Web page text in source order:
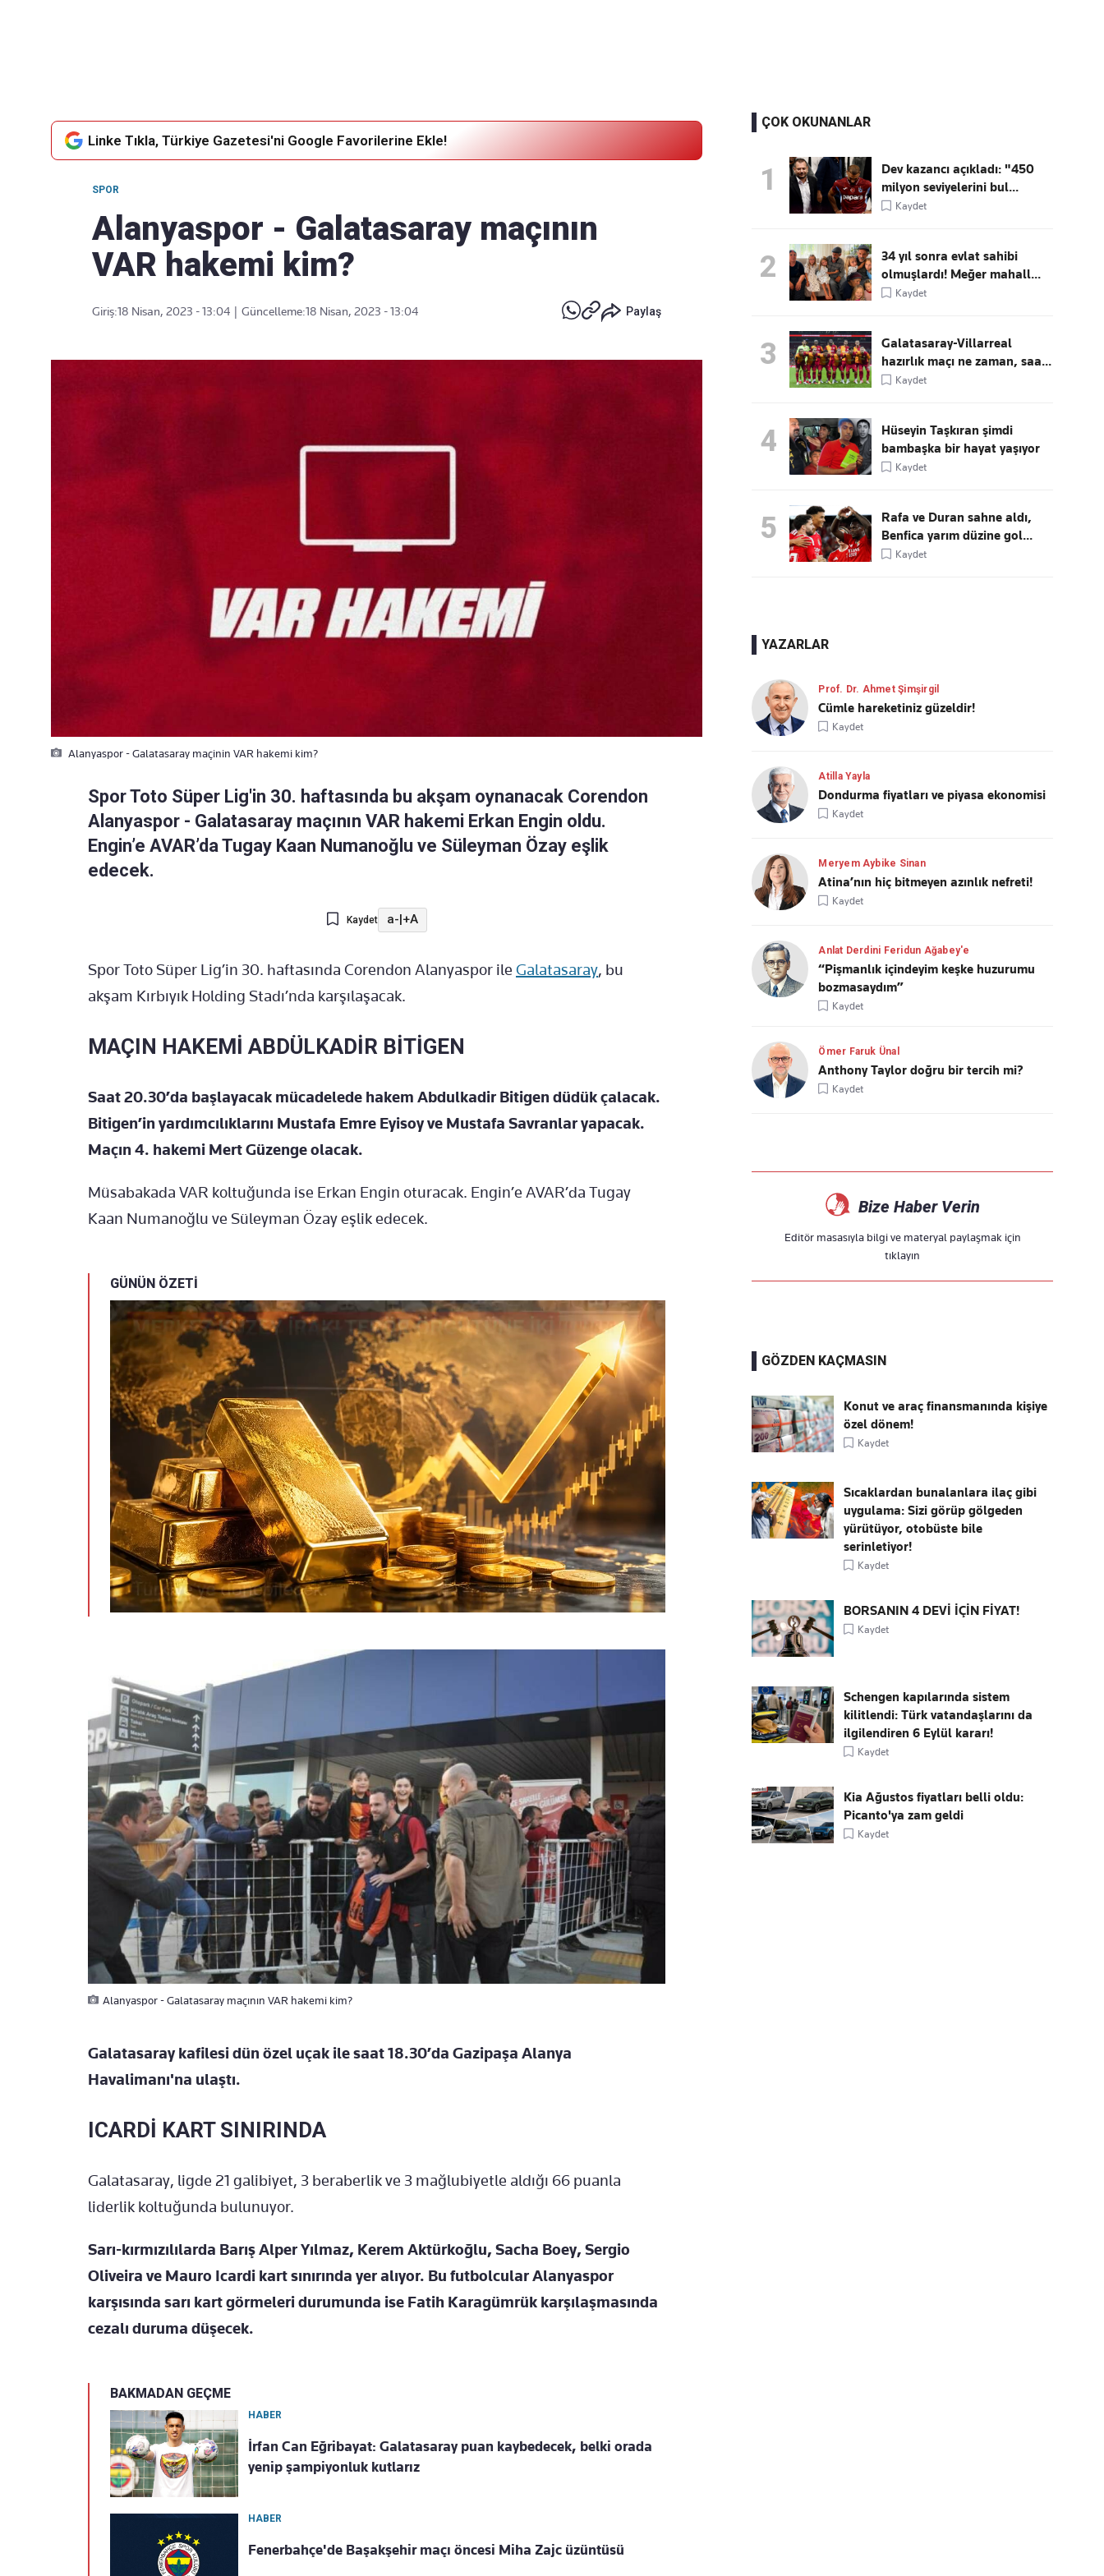
Linke Tıkla, Türkiye Gazetesi'ni Google Favorilerine Ekle!
SPOR
Alanyaspor - Galatasaray maçının
VAR hakemi kim?
Giriş:18 Nisan, 2023 - 13:04 Güncelleme:18 Nisan, 2023 - 13:04 Paylaş
Alanyaspor - Galatasaray maçinin VAR hakemi kim?
Spor Toto Süper Lig'in 30. haftasında bu akşam oynanacak Corendon
Alanyaspor - Galatasaray maçının VAR hakemi Erkan Engin oldu.
Engin’e AVAR’da Tugay Kaan Numanoğlu ve Süleyman Özay eşlik
edecek.
Kaydet a-|+A
Spor Toto Süper Lig’in 30. haftasında Corendon Alanyaspor ile Galatasaray, bu
akşam Kırbıyık Holding Stadı’nda karşılaşacak.
MAÇIN HAKEMİ ABDÜLKADİR BİTİGEN
Saat 20.30’da başlayacak mücadelede hakem Abdulkadir Bitigen düdük çalacak.
Bitigen’in yardımcılıklarını Mustafa Emre Eyisoy ve Mustafa Savranlar yapacak.
Maçın 4. hakemi Mert Güzenge olacak.
Müsabakada VAR koltuğunda ise Erkan Engin oturacak. Engin’e AVAR’da Tugay
Kaan Numanoğlu ve Süleyman Özay eşlik edecek.
GÜNÜN ÖZETİ
Alanyaspor - Galatasaray maçının VAR hakemi kim?
Galatasaray kafilesi dün özel uçak ile saat 18.30’da Gazipaşa Alanya
Havalimanı'na ulaştı.
ICARDİ KART SINIRINDA
Galatasaray, ligde 21 galibiyet, 3 beraberlik ve 3 mağlubiyetle aldığı 66 puanla
liderlik koltuğunda bulunuyor.
Sarı-kırmızılılarda Barış Alper Yılmaz, Kerem Aktürkoğlu, Sacha Boey, Sergio
Oliveira ve Mauro Icardi kart sınırında yer alıyor. Bu futbolcular Alanyaspor
karşısında sarı kart görmeleri durumunda ise Fatih Karagümrük karşılaşmasında
cezalı duruma düşecek.
BAKMADAN GEÇME
HABER
İrfan Can Eğribayat: Galatasaray puan kaybedecek, belki orada
yenip şampiyonluk kutlarız
HABER
Fenerbahçe'de Başakşehir maçı öncesi Miha Zajc üzüntüsü
ÇOK OKUNANLAR
1
Dev kazancı açıkladı: "450
milyon seviyelerini bul...
Kaydet
2
34 yıl sonra evlat sahibi
olmuşlardı! Meğer mahall...
Kaydet
3
Galatasaray-Villarreal
hazırlık maçı ne zaman, saa...
Kaydet
4
Hüseyin Taşkıran şimdi
bambaşka bir hayat yaşıyor
Kaydet
5
Rafa ve Duran sahne aldı,
Benfica yarım düzine gol...
Kaydet
YAZARLAR
Prof. Dr. Ahmet Şimşirgil
Cümle hareketiniz güzeldir!
Kaydet
Atilla Yayla
Dondurma fiyatları ve piyasa ekonomisi
Kaydet
Meryem Aybike Sinan
Atina’nın hiç bitmeyen azınlık nefreti!
Kaydet
Anlat Derdini Feridun Ağabey'e
“Pişmanlık içindeyim keşke huzurumu
bozmasaydım”
Kaydet
Ömer Faruk Ünal
Anthony Taylor doğru bir tercih mi?
Kaydet
Bize Haber Verin
Editör masasıyla bilgi ve materyal paylaşmak için
tıklayın
GÖZDEN KAÇMASIN
Konut ve araç finansmanında kişiye
özel dönem!
Kaydet
Sıcaklardan bunalanlara ilaç gibi
uygulama: Sizi görüp gölgeden
yürütüyor, otobüste bile
serinletiyor!
Kaydet
BORSANIN 4 DEVİ İÇİN FİYAT!
Kaydet
Schengen kapılarında sistem
kilitlendi: Türk vatandaşlarını da
ilgilendiren 6 Eylül kararı!
Kaydet
Kia Ağustos fiyatları belli oldu:
Picanto'ya zam geldi
Kaydet